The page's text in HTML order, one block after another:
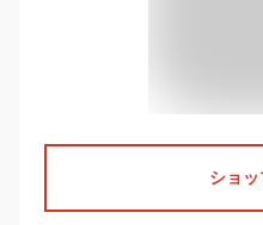
ショ